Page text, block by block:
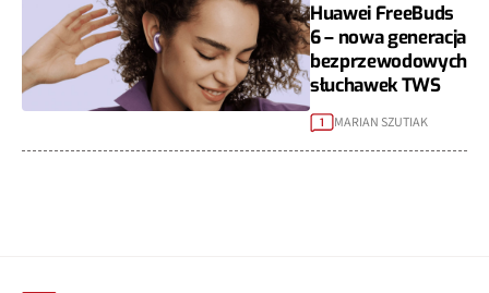
Huawei FreeBuds
6 – nowa generacja
bezprzewodowych
słuchawek TWS
1 MARIAN SZUTIAK